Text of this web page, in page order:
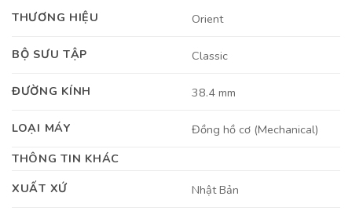
THƯƠNG HIỆU Orient
BỘ SƯU TẬP Classic
ĐƯỜNG KÍNH 38.4 mm
LOẠI MÁY
Đồng hồ cơ (Mechanical)
THÔNG TIN KHÁC
XUẤT XỨ
Nhật Bản